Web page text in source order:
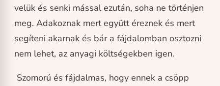
velük és senki mással ezután, soha ne történjen
meg. Adakoznak mert együtt éreznek és mert
segíteni akarnak és bár a fájdalomban osztozni
nem lehet, az anyagi költségekben igen.
Szomorú és fájdalmas, hogy ennek a csöpp